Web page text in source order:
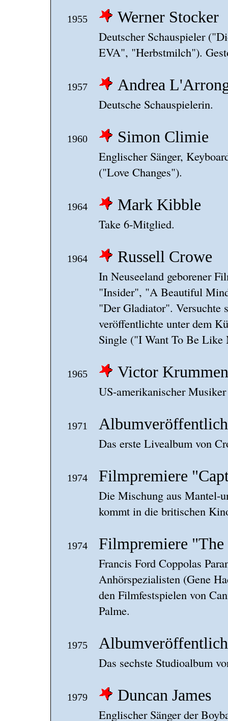
1955 Werner Stocker
Deutscher Schauspieler
EVA", "Herbstmilch").
1957 Andrea
Deutsche Schauspielerin.
1960 Simon Climie
Englischer Sänger,
("Love Changes").
1964 Mark Kibble
Take 6-Mitglied.
1964 Russell Crowe
In Neuseeland geborener
"Insider", "A Beautiful
"Der Gladiator". Versuchte
veröffentlichte unter dem
Single ("I Want To Be
1965 Victor
US-amerikanischer
1971
Das erste Livealbum von
1974 Filmpremiere
Die Mischung aus Mantel-
kommt in die britischen
1974 Filmpremiere
Francis Ford Coppolas
Anhörspezialisten (Gene
den Filmfestspielen von
Palme.
1975
Das sechste Studioalbum
1979 Duncan James
Englischer Sänger der